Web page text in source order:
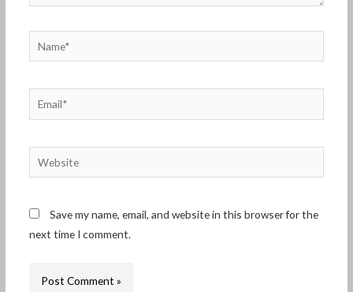
Name*
Email*
Website
Save my name, email, and website in this browser for the
next time I comment.